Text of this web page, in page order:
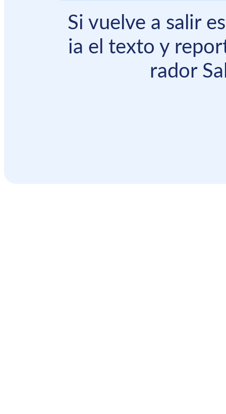
Si vuelve a salir
ia el texto y
rador